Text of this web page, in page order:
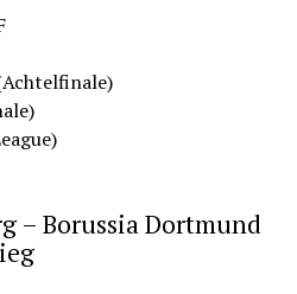
– Borussia Dortmund